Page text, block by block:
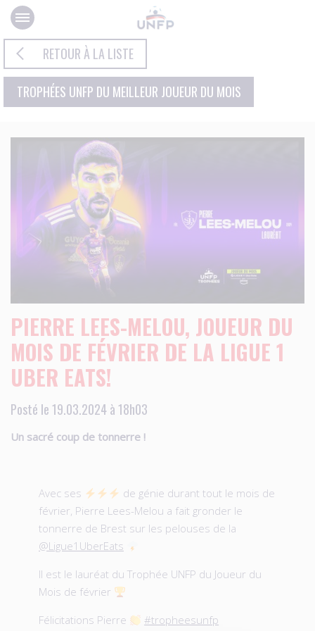
Panneau de gestion des cookies
RETOUR À LA LISTE
TROPHÉES UNFP DU MEILLEUR JOUEUR DU MOIS
PIERRE LEES-MELOU, JOUEUR DU
MOIS DE FÉVRIER DE LA LIGUE 1
UBER EATS!
Posté le 19.03.2024 à 18h03
Un sacré coup de tonnerre !
Avec ses
de génie durant tout le mois de
février, Pierre Lees-Melou a fait gronder le
tonnerre de Brest sur les pelouses de la
@Ligue1UberEats
Il est le lauréat du Trophée UNFP du Joueur du
Mois de février
Félicitations Pierre
#tropheesunfp